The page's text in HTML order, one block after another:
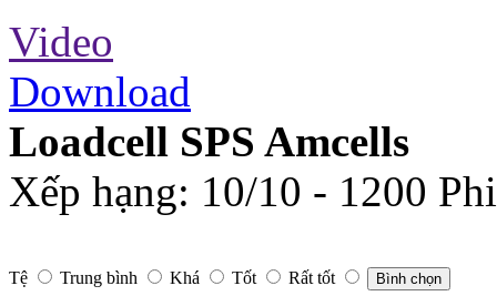
Video
Download
Loadcell SPS Amcells
Xếp hạng: 10/10 - 1200
Tệ Trung bình Khá Tốt Rất tốt Bình chọn